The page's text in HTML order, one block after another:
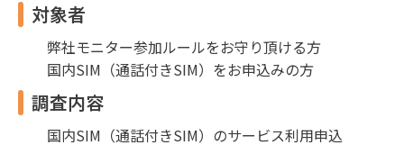
対象者
弊社モニター参加ルールをお守り頂ける方
国内SIM（通話付きSIM）をお申込みの方
調査内容
国内SIM（通話付きSIM）のサービス利用申込